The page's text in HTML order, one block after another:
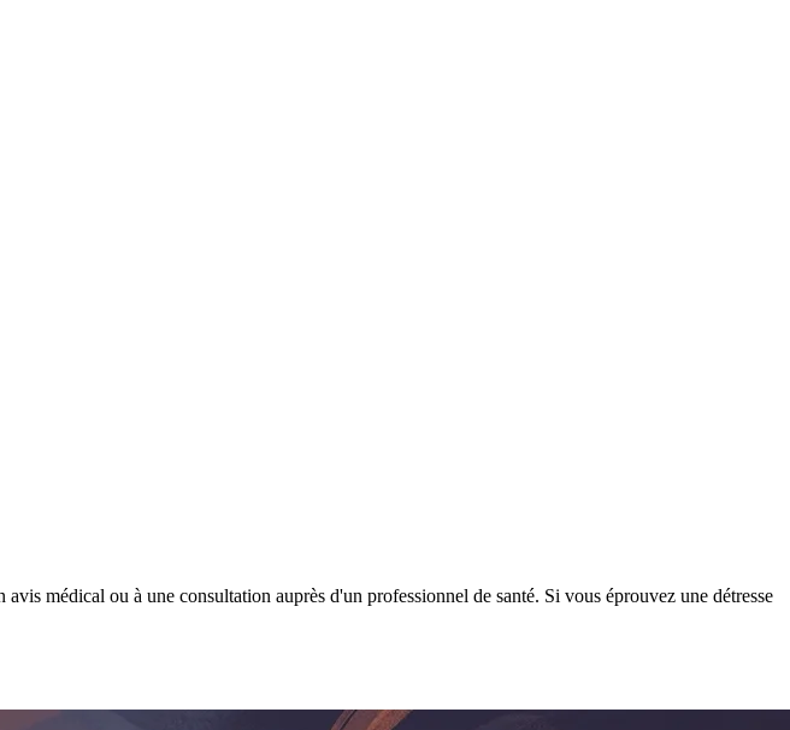
médical ou à une consultation auprès d'un professionnel de santé. Si vous éprouvez une détresse